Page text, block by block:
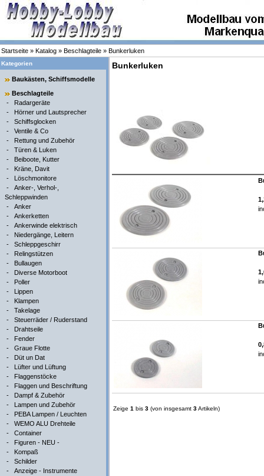
Startseite » Katalog » Beschlagteile » Bunkerluken
Kategorien
Baukästen, Schiffsmodelle
Beschlagteile
- Radargeräte
- Hörner und Lautsprecher
- Schiffsglocken
- Ventile & Co
- Rettung und Zubehör
- Türen & Luken
- Beiboote, Kutter
- Kräne, Davit
- Löschmonitore
- Anker-, Verhol-,
Schleppwinden
- Anker
- Ankerketten
- Ankerwinde elektrisch
- Niedergänge, Leitern
- Schleppgeschirr
- Relingstützen
- Bullaugen
- Diverse Motorboot
- Poller
- Lippen
- Klampen
- Takelage
- Steuerräder / Ruderstand
- Drahtseile
- Fender
- Graue Flotte
- Düt un Dat
- Lüfter und Lüftung
- Flaggenstöcke
- Flaggen und Beschriftung
- Dampf & Zubehör
- Lampen und Zubehör
- PEBA Lampen / Leuchten
- WEMO ALU Drehteile
- Container
- Figuren - NEU -
- Kompaß
- Schilder
- Anzeige - Instrumente
Bunkerluken
Zeige 1 bis 3 (von insgesamt 3Artikeln)